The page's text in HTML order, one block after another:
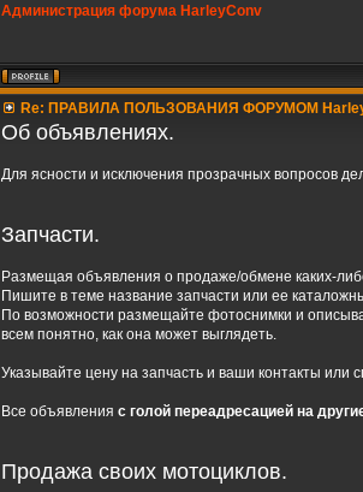
Администрация форума HarleyConv
Re: ПРАВИЛА ПОЛЬЗОВАНИЯ ФОРУМОМ
Об объявлениях.
Для ясности и исключения прозрачных вопросов
Запчасти.
Размещая объявления о продаже/обмене каких-
Пишите в теме название запчасти или ее
По возможности размещайте фотоснимки и
всем понятно, как она может выглядеть.
Указывайте цену на запчасть и ваши контакты или
Все объявления с голой переадресацией на
Продажа своих мотоциклов.